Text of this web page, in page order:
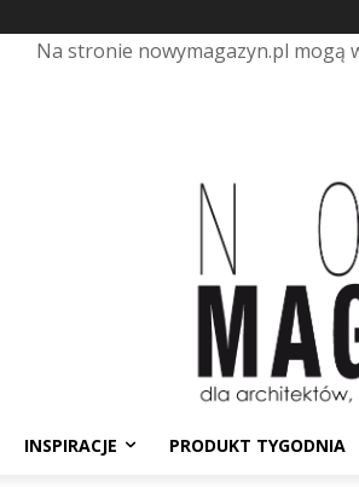
Na stronie nowymagazyn.pl mogą
INSPIRACJE PRODUKT TYGODNIA